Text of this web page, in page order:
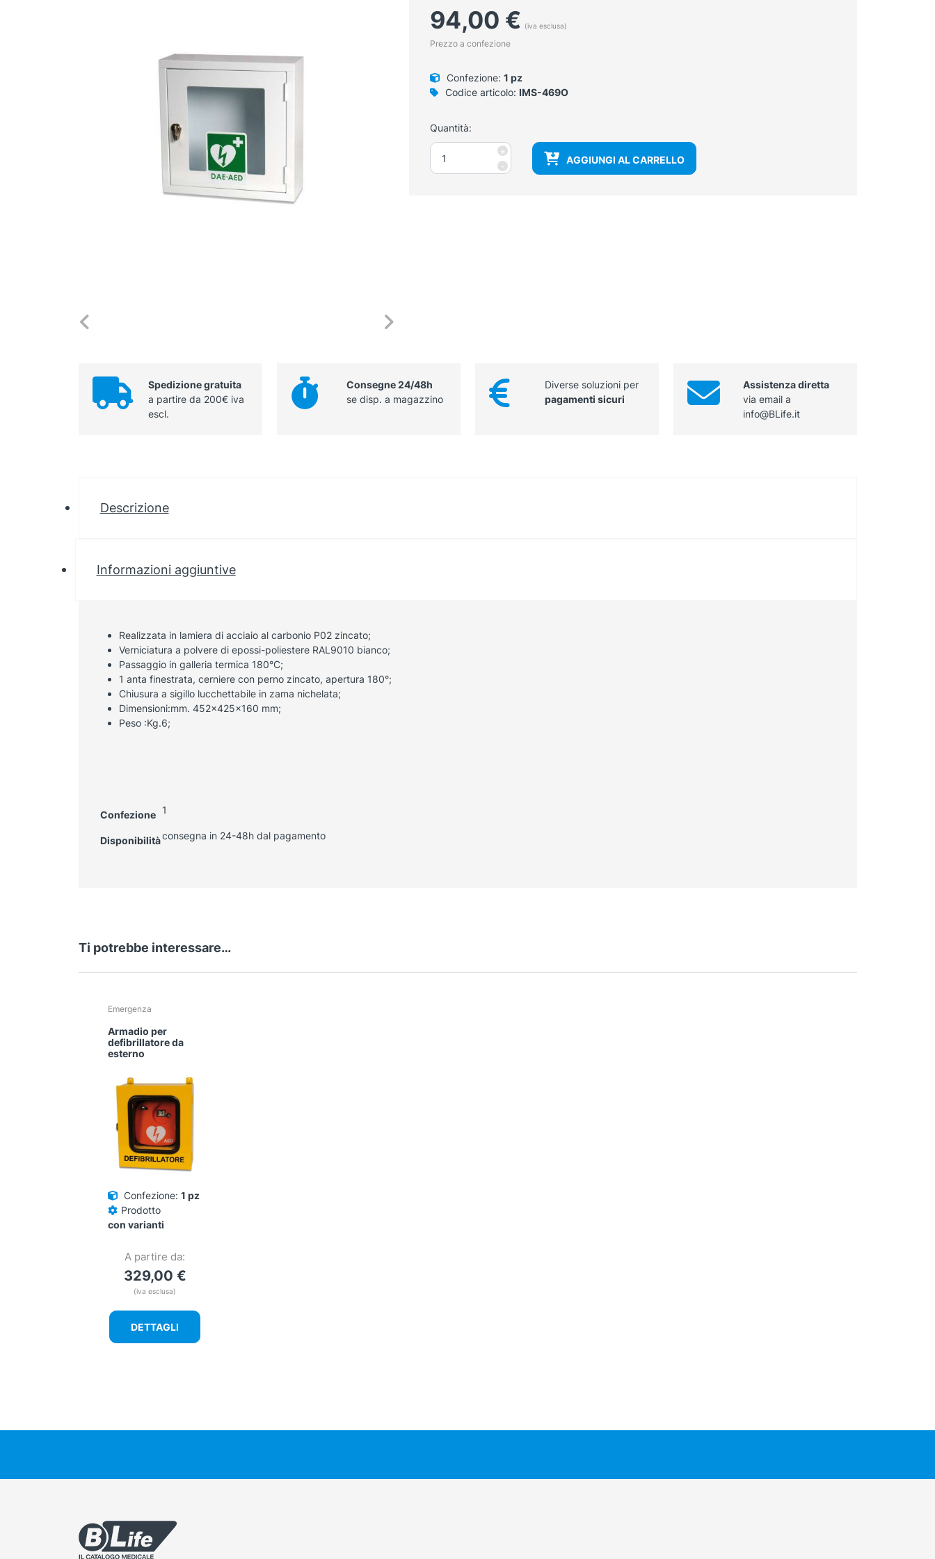
94,00 € (iva esclusa)
Prezzo a confezione
Confezione: 1 pz
Codice articolo: IMS-469O
Quantità:
-
Armadio
per
defibrillatore
+
AGGIUNGI AL CARRELLO
Spedizione gratuita
a partire da 200€ iva
escl.
Consegne 24/48h
se disp. a magazzino
Diverse soluzioni per
pagamenti sicuri
Assistenza diretta
via email a
info@BLife.it
Descrizione
Informazioni aggiuntive
Realizzata in lamiera di acciaio al carbonio P02 zincato;
Verniciatura a polvere di epossi-poliestere RAL9010 bianco;
Passaggio in galleria termica 180°C;
1 anta finestrata, cerniere con perno zincato, apertura 180°;
Chiusura a sigillo lucchettabile in zama nichelata;
Dimensioni:mm. 452x425x160 mm;
Peso :Kg.6;
Confezione 1
Disponibilitàconsegna in 24-48h dal pagamento
Ti potrebbe interessare…
Emergenza
Armadio per
defibrillatore da
esterno
Confezione: 1 pz
Prodotto
con varianti
A partire da:
329,00 €
(iva esclusa)
DETTAGLI